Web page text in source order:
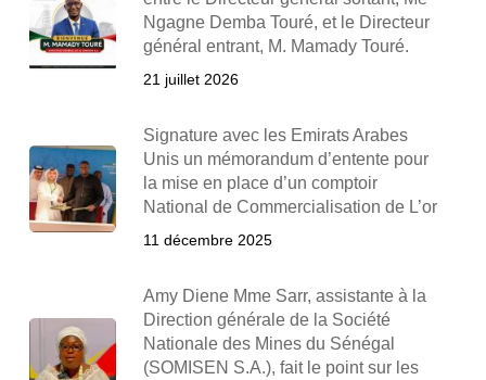
Ngagne Demba Touré, et le Directeur
général entrant, M. Mamady Touré.
21 juillet 2026
Signature avec les Emirats Arabes
Unis un mémorandum d’entente pour
la mise en place d’un comptoir
National de Commercialisation de L’or
11 décembre 2025
Amy Diene Mme Sarr, assistante à la
Direction générale de la Société
Nationale des Mines du Sénégal
(SOMISEN S.A.), fait le point sur les